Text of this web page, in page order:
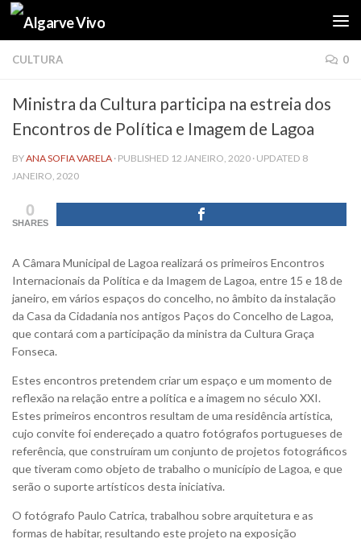
Skip to content
CULTURA 0
Ministra da Cultura participa na estreia dos
Encontros de Política e Imagem de Lagoa
BYANA SOFIA VARELA · PUBLISHED 12 JANEIRO, 2020 · UPDATED 8
JANEIRO, 2020
0
SHARES
A Câmara Municipal de Lagoa realizará os primeiros Encontros
Internacionais da Política e da Imagem de Lagoa, entre 15 e 18 de
janeiro, em vários espaços do concelho, no âmbito da instalação
da Casa da Cidadania nos antigos Paços do Concelho de Lagoa,
que contará com a participação da ministra da Cultura Graça
Fonseca.
Estes encontros pretendem criar um espaço e um momento de
reflexão na relação entre a política e a imagem no século XXI.
Estes primeiros encontros resultam de uma residência artística,
cujo convite foi endereçado a quatro fotógrafos portugueses de
referência, que construíram um conjunto de projetos fotográficos
que tiveram como objeto de trabalho o município de Lagoa, e que
serão o suporte artísticos desta iniciativa.
O fotógrafo Paulo Catrica, trabalhou sobre arquitetura e as
formas de habitar, resultando este projeto na exposição